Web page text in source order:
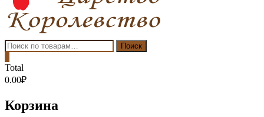
Искать: Поиск
Total
0.00₽
Корзина